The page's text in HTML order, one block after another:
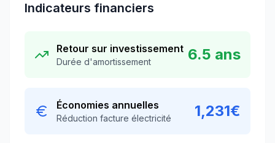
Indicateurs financiers
Retour sur investissement
Durée d'amortissement 6.5 ans
Économies annuelles
Réduction facture électricité 1,231€